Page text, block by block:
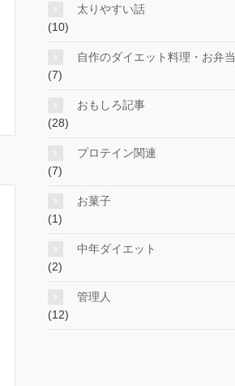
太りやすい話
(10)
自作のダイエット料理・お弁当
(7)
おもしろ記事
(28)
プロテイン関連
(7)
お菓子
(1)
中年ダイエット
(2)
管理人
(12)